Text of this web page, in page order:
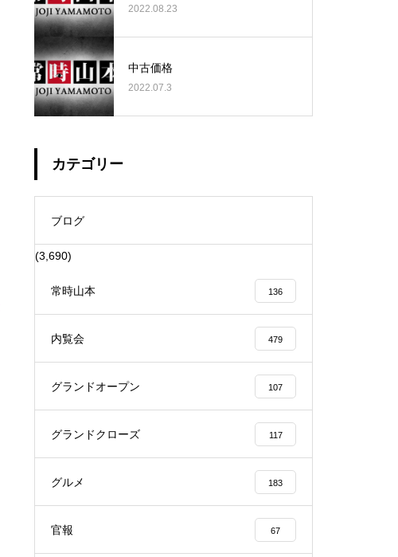
2022.08.23
中古価格
2022.07.3
カテゴリー
ブログ
(3,690)
常時山本 136
内覧会 479
グランドオープン 107
グランドクローズ 117
グルメ 183
官報 67